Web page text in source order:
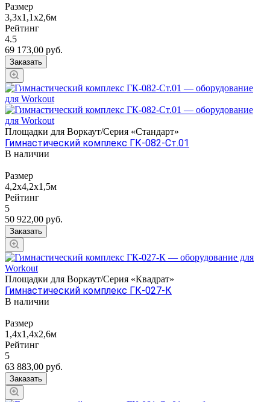
Размер
3,3x1,1x2,6м
Рейтинг
4.5
69 173,00 руб.
Заказать
Площадки для Воркаут/Серия «Стандарт»
Гимнастический комплекс ГК-082-Ст.01
В наличии
Размер
4,2х4,2х1,5м
Рейтинг
5
50 922,00 руб.
Заказать
Площадки для Воркаут/Серия «Квадрат»
Гимнастический комплекс ГК-027-К
В наличии
Размер
1,4х1,4х2,6м
Рейтинг
5
63 883,00 руб.
Заказать